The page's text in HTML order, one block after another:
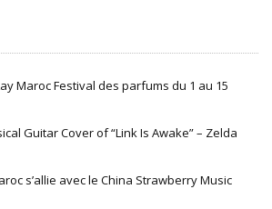
Maroc Festival des parfums du 1 au 15
Guitar Cover of “Link Is Awake” – Zelda
s’allie avec le China Strawberry Music